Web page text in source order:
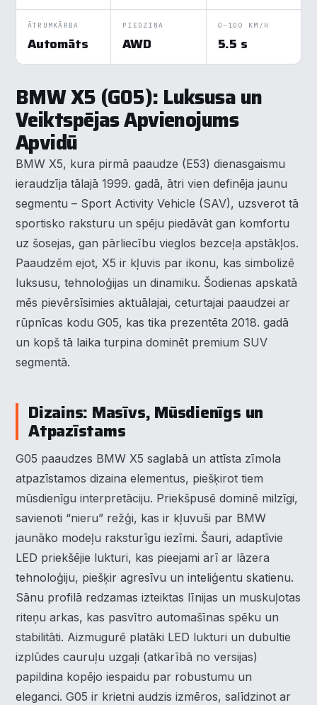
ĀTRUMKĀRBA
Automāts
PIEDZIŅA
AWD
0–100 KM/H
5.5 s
BMW X5 (G05): Luksusa un
Veiktspējas Apvienojums
Apvidū
BMW X5, kura pirmā paaudze (E53) dienasgaismu
ieraudzīja tālajā 1999. gadā, ātri vien definēja jaunu
segmentu – Sport Activity Vehicle (SAV), uzsverot tā
sportisko raksturu un spēju piedāvāt gan komfortu
uz šosejas, gan pārliecību vieglos bezceļa apstākļos.
Paaudzēm ejot, X5 ir kļuvis par ikonu, kas simbolizē
luksusu, tehnoloģijas un dinamiku. Šodienas apskatā
mēs pievērsīsimies aktuālajai, ceturtajai paaudzei ar
rūpnīcas kodu G05, kas tika prezentēta 2018. gadā
un kopš tā laika turpina dominēt premium SUV
segmentā.
Dizains: Masīvs, Mūsdienīgs un
Atpazīstams
G05 paaudzes BMW X5 saglabā un attīsta zīmola
atpazīstamos dizaina elementus, piešķirot tiem
mūsdienīgu interpretāciju. Priekšpusē dominē milzīgi,
savienoti “nieru” režģi, kas ir kļuvuši par BMW
jaunāko modeļu raksturīgu iezīmi. Šauri, adaptīvie
LED priekšējie lukturi, kas pieejami arī ar lāzera
tehnoloģiju, piešķir agresīvu un inteliģentu skatienu.
Sānu profilā redzamas izteiktas līnijas un muskuļotas
riteņu arkas, kas pasvītro automašīnas spēku un
stabilitāti. Aizmugurē platāki LED lukturi un dubultie
izplūdes cauruļu uzgaļi (atkarībā no versijas)
papildina kopējo iespaidu par robustumu un
eleganci. G05 ir krietni audzis izmēros, salīdzinot ar